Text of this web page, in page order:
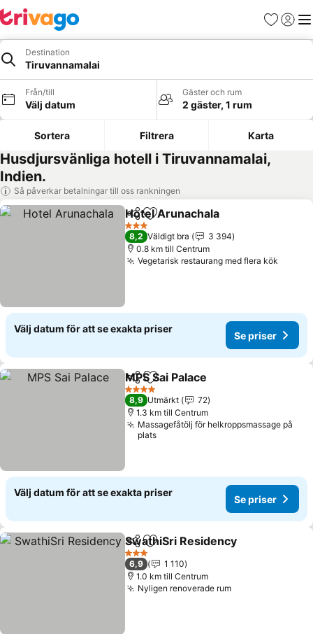
Favoriter
Logga
Destination
Tiruvannamalai
Från/till
Välj datum
Gäster och rum
2 gäster, 1 rum
Sortera Filtrera Karta
Husdjursvänliga hotell i Tiruvannamalai,
Indien.
Så påverkar betalningar till oss rankningen
Dela Lägg till i Mina Favoriter
Hotel Arunachala
3 Stjärnor
8,2 Väldigt bra
3 394
0.8 km till Centrum
Vegetarisk restaurang med flera kök
Välj datum för att se exakta priser
Se priser
Dela Lägg till i Mina Favoriter
MPS Sai Palace
4 Stjärnor
8,9 Utmärkt
72
1.3 km till Centrum
Massagefåtölj för helkroppsmassage på
plats
Välj datum för att se exakta priser
Se priser
Dela Lägg till i Mina Favoriter
SwathiSri Residency
3 Stjärnor
6,9
1 110
1.0 km till Centrum
Nyligen renoverade rumSe priser